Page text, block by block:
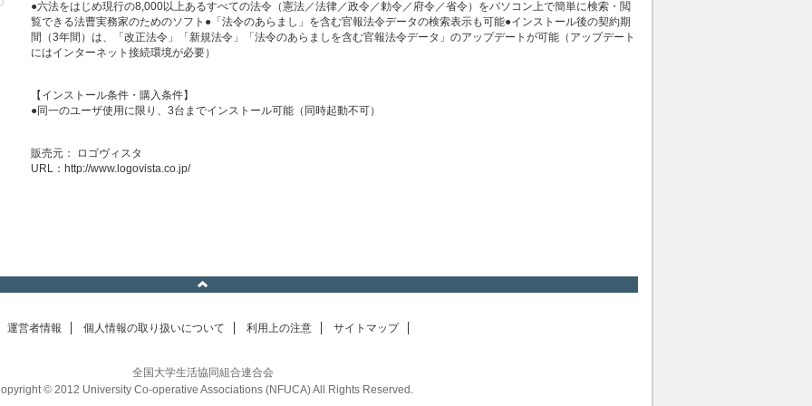
●六法をはじめ現行の8,000以上あるすべての法令（憲法／法律／政令／勅令／府令／省令）をパソコン上で簡単に検索・閲
覧できる法曹実務家のためのソフト●「法令のあらまし」を含む官報法令データの検索表示も可能●インストール後の契約期
間（3年間）は、「改正法令」「新規法令」「法令のあらましを含む官報法令データ」のアップデートが可能（アップデート
にはインターネット接続環境が必要）
【インストール条件・購入条件】
●同一のユーザ使用に限り、3台までインストール可能（同時起動不可）
販売元： ロゴヴィスタ
URL： http://www.logovista.co.jp/
運営者情報 個人情報の取り扱いについて 利用上の注意 サイトマップ
全国大学生活協同組合連合会
© 2012 University Co-operative Associations (NFUCA) All Rights Reserved.